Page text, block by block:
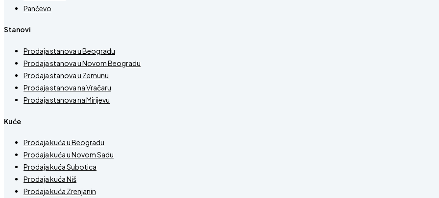
Pančevo
Stanovi
Prodaja stanova u Beogradu
Prodaja stanova u Novom Beogradu
Prodaja stanova u Zemunu
Prodaja stanova na Vračaru
Prodaja stanova na Mirijevu
Kuće
Prodaja kuća u Beogradu
Prodaja kuća u Novom Sadu
Prodaja kuća Subotica
Prodaja kuća Niš
Prodaja kuća Zrenjanin